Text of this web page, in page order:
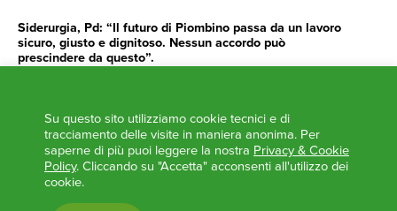
Siderurgia, Pd: “Il futuro di Piombino passa da un lavoro
sicuro, giusto e dignitoso. Nessun accordo può
prescindere da questo”.
impegno e determinazione delle istituzioni”
AGENDA
‘ANCORA UNA VOLTA LA TOSCANA TRACCIA LA
Su questo sito utilizziamo cookie tecnici e di
tracciamento delle visite in maniera anonima. Per
saperne di più puoi leggere la nostra Privacy & Cookie
Policy. Cliccando su "Accetta" acconsenti all'utilizzo dei
cookie.